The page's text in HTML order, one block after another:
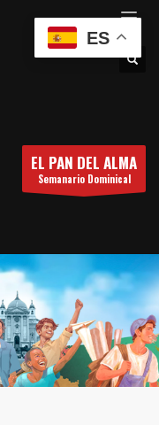
EL PAN DEL ALMA
Semanario Dominical
ES